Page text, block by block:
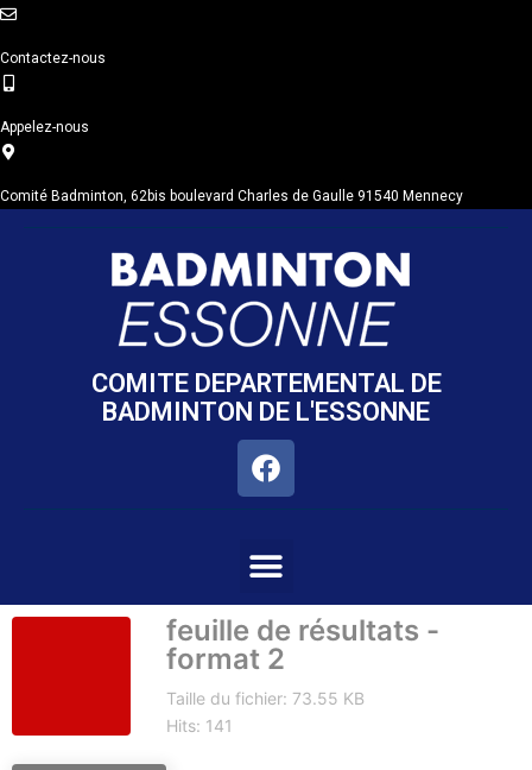
Contactez-nous
Appelez-nous
Comité Badminton, 62bis boulevard Charles de Gaulle 91540 Mennecy
COMITE DEPARTEMENTAL DE
BADMINTON DE L'ESSONNE
feuille de résultats -
format 2
Taille du fichier: 73.55 KB
Hits: 141